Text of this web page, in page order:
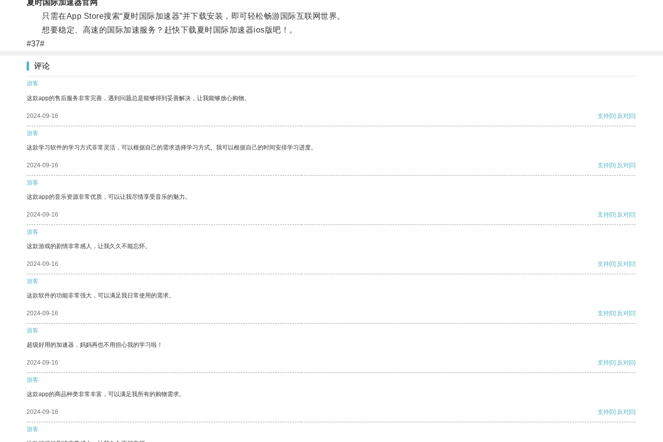
夏时国际加速器官网
只需在App Store搜索“夏时国际加速器”并下载安装，即可轻松畅游国际互联网世界。
想要稳定、高速的国际加速服务？赶快下载夏时国际加速器ios版吧！。
#37#
评论
游客
这款app的售后服务非常完善，遇到问题总是能够得到妥善解决，让我能够放心购物。
2024-09-16 支持[0] 反对[0]
游客
这款学习软件的学习方式非常灵活，可以根据自己的需求选择学习方式。我可以根据自己的时间安排学习进度。
2024-09-16 支持[0] 反对[0]
游客
这款app的音乐资源非常优质，可以让我尽情享受音乐的魅力。
2024-09-16 支持[0] 反对[0]
游客
这款游戏的剧情非常感人，让我久久不能忘怀。
2024-09-16 支持[0] 反对[0]
游客
这款软件的功能非常强大，可以满足我日常使用的需求。
2024-09-16 支持[0] 反对[0]
游客
超级好用的加速器，妈妈再也不用担心我的学习啦！
2024-09-16 支持[0] 反对[0]
游客
这款app的商品种类非常丰富，可以满足我所有的购物需求。
2024-09-16 支持[0] 反对[0]
游客